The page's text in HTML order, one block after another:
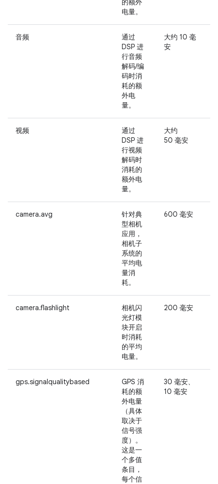
的额外
电量。
音频
通过
DSP 进
行音频
解码/编
码时消
耗的额
外电
量。
大约 10 毫
安
视频
通过
DSP 进
行视频
解码时
消耗的
额外电
量。
大约
50 毫安
camera.avg
针对典
型相机
应用，
相机子
系统的
平均电
量消
耗。
600 毫安
camera.flashlight
相机闪
光灯模
块开启
时消耗
的平均
电量。
200 毫安
gps.signalqualitybased
GPS 消
耗的额
外电量
（具体
取决于
信号强
度）。
这是一
个多值
条目，
每个信
30 毫安、
10 毫安